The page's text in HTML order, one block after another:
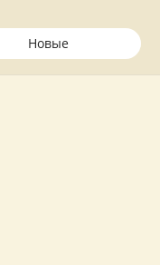
Екатерина
Новые